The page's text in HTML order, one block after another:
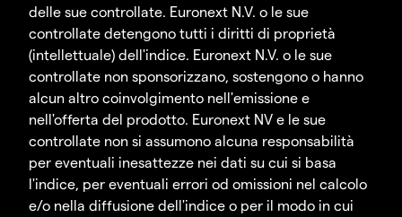
delle sue controllate. Euronext N.V. o le sue
controllate detengono tutti i diritti di proprietà
(intellettuale) dell'indice. Euronext N.V. o le sue
controllate non sponsorizzano, sostengono o hanno
alcun altro coinvolgimento nell'emissione e
nell'offerta del prodotto. Euronext NV e le sue
controllate non si assumono alcuna responsabilità
per eventuali inesattezze nei dati su cui si basa
l'indice, per eventuali errori od omissioni nel calcolo
e/o nella diffusione dell'indice o per il modo in cui